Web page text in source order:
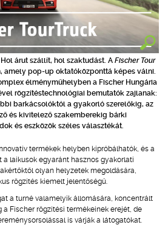
árut szállít, hol szaktudást. A Fischer Tour
amely pop-up oktatóközponttá képes válni.
élményműhelyben a Fischer Hungária
rögzítéstechnológiai bemutatók zajlanak:
barkácsolóktól a gyakorló szerelőkig, az
és kivitelező szakemberekig bárki
és eszközök széles választékát.
termékek helyben kipróbálhatók, és a
laikusok egyaránt hasznos gyakorlati
olyan helyzetek megoldására,
rögzítés kiemelt jelentőségű.
a turné valamelyik állomására, koncentrált
Fischer rögzítési termékeinek erejét, de
is várják a látogatókat.